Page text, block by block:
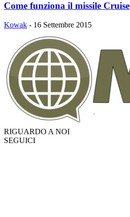
Come funziona il missile Cruise
Kowak - 16 Settembre 2015
RIGUARDO A NOI
SEGUICI